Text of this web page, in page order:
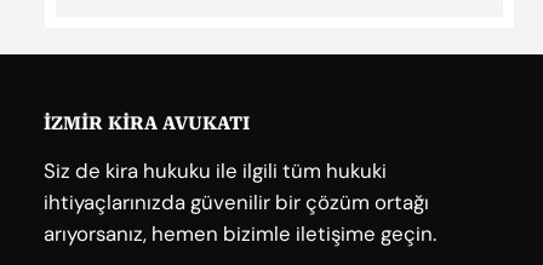
İZMİR KİRA AVUKATI
Siz de kira hukuku ile ilgili tüm hukuki
ihtiyaçlarınızda güvenilir bir çözüm ortağı
arıyorsanız, hemen bizimle iletişime geçin.